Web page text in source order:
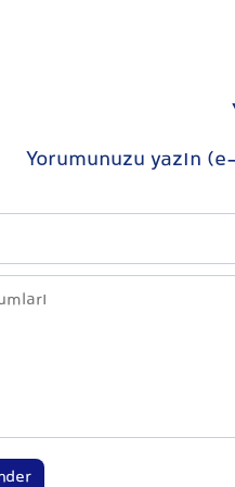
Yorumunuzu yazın